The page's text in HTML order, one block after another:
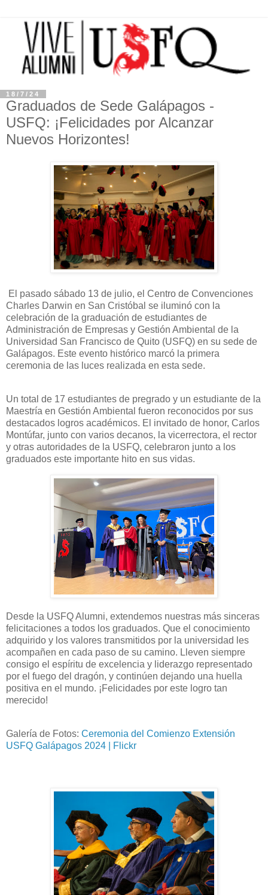
18/7/24
Graduados de Sede Galápagos -
USFQ: ¡Felicidades por Alcanzar
Nuevos Horizontes!
El pasado sábado 13 de julio, el Centro de Convenciones
Charles Darwin en San Cristóbal se iluminó con la
celebración de la graduación de estudiantes de
Administración de Empresas y Gestión Ambiental de la
Universidad San Francisco de Quito (USFQ) en su sede de
Galápagos. Este evento histórico marcó la primera
ceremonia de las luces realizada en esta sede.
Un total de 17 estudiantes de pregrado y un estudiante de la
Maestría en Gestión Ambiental fueron reconocidos por sus
destacados logros académicos. El invitado de honor, Carlos
Montúfar, junto con varios decanos, la vicerrectora, el rector
y otras autoridades de la USFQ, celebraron junto a los
graduados este importante hito en sus vidas.
Desde la USFQ Alumni, extendemos nuestras más sinceras
felicitaciones a todos los graduados. Que el conocimiento
adquirido y los valores transmitidos por la universidad les
acompañen en cada paso de su camino. Lleven siempre
consigo el espíritu de excelencia y liderazgo representado
por el fuego del dragón, y continúen dejando una huella
positiva en el mundo. ¡Felicidades por este logro tan
merecido!
Galería de Fotos: Ceremonia del Comienzo Extensión
USFQ Galápagos 2024 | Flickr